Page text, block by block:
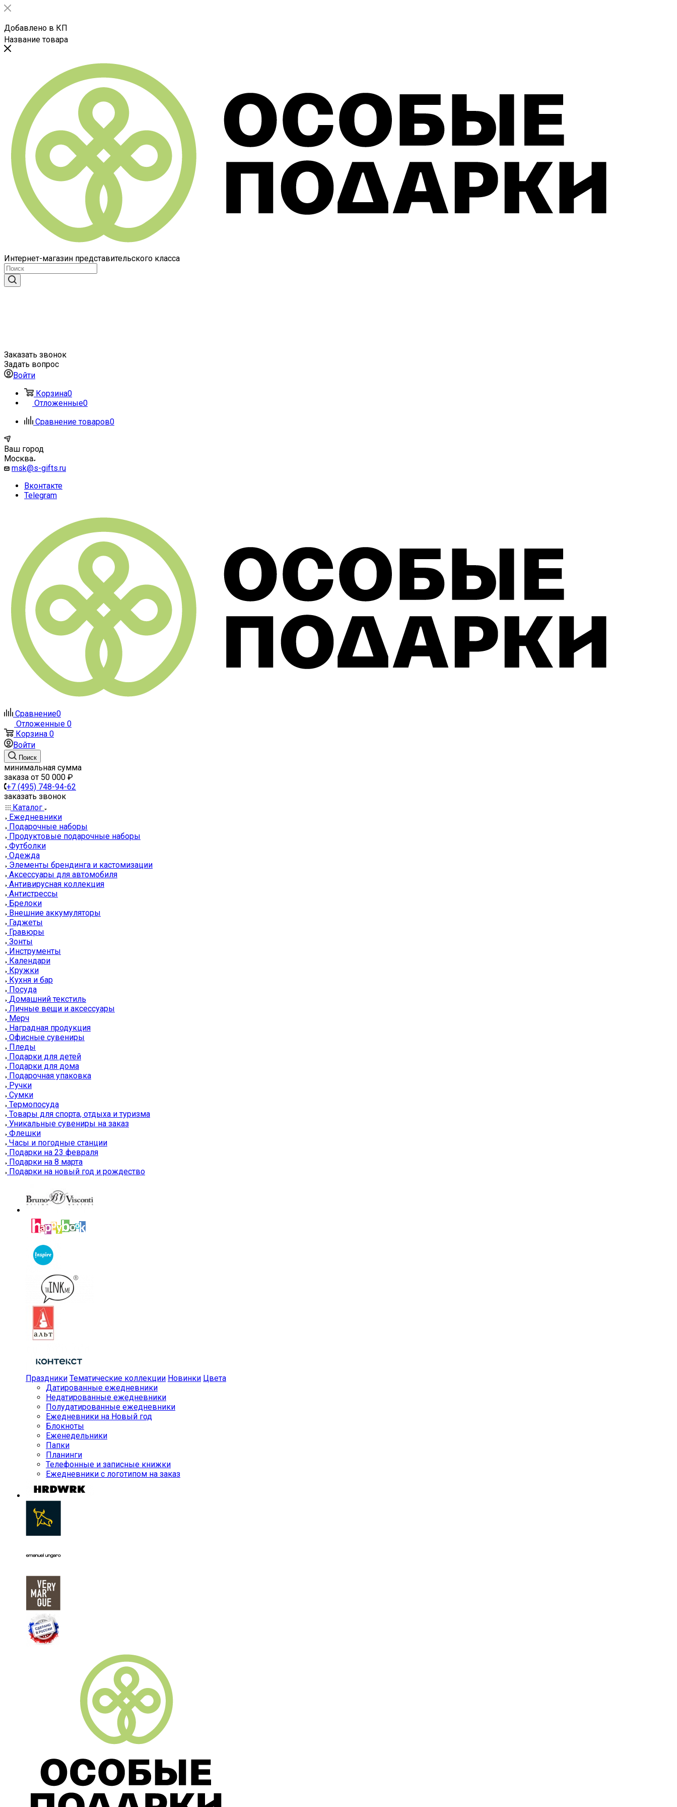
Добавлено в КП
Название товара
Интернет-магазин представительского класса
Заказать звонок
Задать вопрос
Войти
Корзина0
Отложенные0
Сравнение товаров0
Ваш город
Москва
msk@s-gifts.ru
Вконтакте
Telegram
Сравнение0
Отложенные 0
Корзина 0
Войти
Поиск
минимальная сумма
заказа от 50 000 ₽
+7 (495) 748-94-62
заказать звонок
Каталог
Ежедневники
Подарочные наборы
Продуктовые подарочные наборы
Футболки
Одежда
Элементы брендинга и кастомизации
Аксессуары для автомобиля
Антивирусная коллекция
Антистрессы
Брелоки
Внешние аккумуляторы
Гаджеты
Гравюры
Зонты
Инструменты
Календари
Кружки
Кухня и бар
Посуда
Домашний текстиль
Личные вещи и аксессуары
Мерч
Наградная продукция
Офисные сувениры
Пледы
Подарки для детей
Подарки для дома
Подарочная упаковка
Ручки
Сумки
Термопосуда
Товары для спорта, отдыха и туризма
Уникальные сувениры на заказ
Флешки
Часы и погодные станции
Подарки на 23 февраля
Подарки на 8 марта
Подарки на новый год и рождество
Праздники Тематические коллекции Новинки Цвета
Датированные ежедневники
Недатированные ежедневники
Полудатированные ежедневники
Ежедневники на Новый год
Блокноты
Еженедельники
Папки
Планинги
Телефонные и записные книжки
Ежедневники с логотипом на заказ